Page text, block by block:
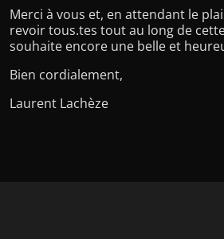
Merci à vous et, en attendant le
revoir tous.tes tout au long de
souhaite encore une belle et
Bien cordialement,
Laurent Lachèze